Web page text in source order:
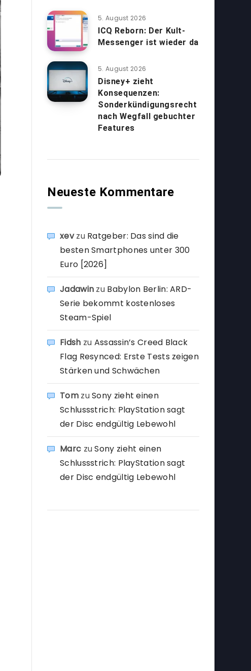
5. August 2026
ICQ Reborn: Der Kult-
Messenger ist wieder da
5. August 2026
Disney+ zieht
Konsequenzen:
Sonderkündigungsrecht
nach Wegfall gebuchter
Features
Neueste Kommentare
xevzu Ratgeber: Das sind die
besten Smartphones unter 300
Euro [2026]
Jadawin zu Babylon Berlin: ARD-
Serie bekommt kostenloses
Steam-Spiel
Fidsh zu Assassin’s Creed Black
Flag Resynced: Erste Tests zeigen
Stärken und Schwächen
TomzuSony zieht einen
Schlussstrich: PlayStation sagt
der Disc endgültig Lebewohl
Marc zuSony zieht einen
Schlussstrich: PlayStation sagt
der Disc endgültig Lebewohl